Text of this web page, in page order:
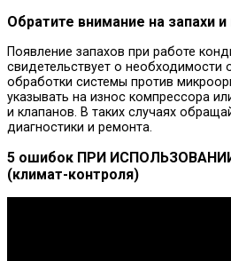
Обратите внимание на запахи
Появление запахов при работе
свидетельствует о необходимости
обработки системы против
указывать на износ компрессора
и клапанов. В таких случаях
диагностики и ремонта.
5 ошибок ПРИ
(климат-контроля)